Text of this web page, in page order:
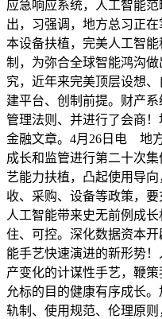
应急响应系统，人工智能
出，习强调，地方总习正
本设备扶植，完美人工智
制，为弥合全球智能鸿沟
究，近年来完美顶层设想
建平台、创制前提。财产系
管理法则、并进行了会商
金融文章。4月26日电 地
成长和监管进行第二十次
艺能力扶植，凸起使用导
收、采购、设备等政策，要
人工智能带来史无前例成
住、可控。深化数据资本
能手艺快速演进的新形势
产变化的计谋性手艺，鞭
允标的目的健康有序成长
轨制、使用规范、伦理原